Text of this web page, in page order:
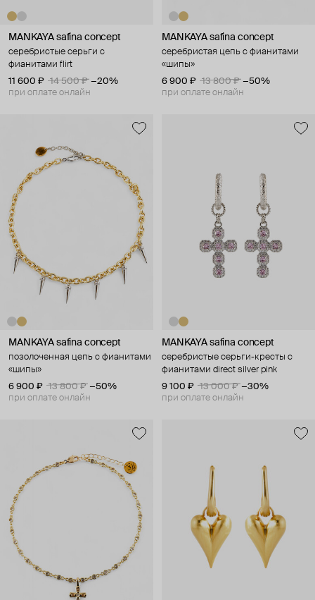
MANKAYA safina concept
серебристые серьги с
фианитами flirt
11 600 ₽
14 500 ₽ −20%
при оплате онлайн
MANKAYA safina concept
серебристая цепь с фианитами
«шипы»
6 900 ₽
13 800 ₽ −50%
при оплате онлайн
MANKAYA safina concept
позолоченная цепь с фианитами
«шипы»
6 900 ₽
13 800 ₽ −50%
при оплате онлайн
MANKAYA safina concept
серебристые серьги-кресты с
фианитами direct silver pink
9 100 ₽
13 000 ₽ −30%
при оплате онлайн